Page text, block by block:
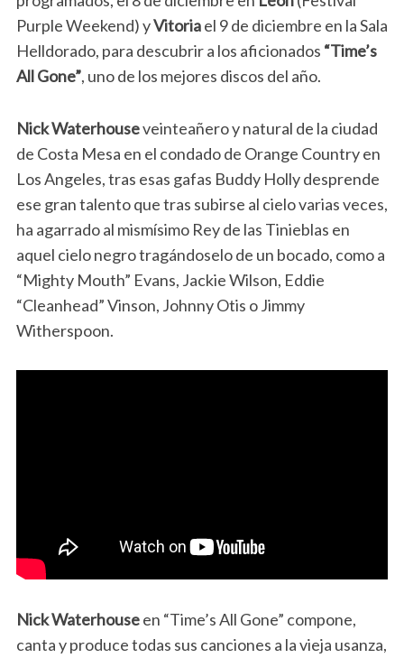
Purple Weekend) yVitoriael 9 de diciembre en la Sala
Helldorado, para descubrir a los aficionados “Time’s
All Gone”, uno de los mejores discos del año.
Nick Waterhouseveinteañero y natural de la ciudad
de Costa Mesa en el condado de Orange Country en
Los Angeles, tras esas gafas Buddy Holly desprende
ese gran talento que tras subirse al cielo varias veces,
ha agarrado al mismísimo Rey de las Tinieblas en
aquel cielo negro tragándoselo de un bocado, como a
“Mighty Mouth” Evans, Jackie Wilson, Eddie
“Cleanhead” Vinson, Johnny Otis o Jimmy
Witherspoon.
Nick Waterhouseen “Time’s All Gone” compone,
canta y produce todas sus canciones a la vieja usanza,